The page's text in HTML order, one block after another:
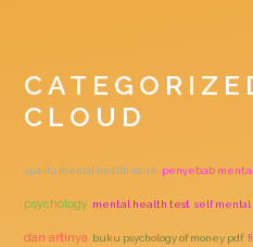
CLOUD
apa itu mental health issue penyebab
psychology mental health test self mental
dan artinya buku psychology of money pdf